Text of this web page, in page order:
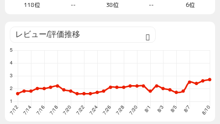
118位
--
38位
--
6位